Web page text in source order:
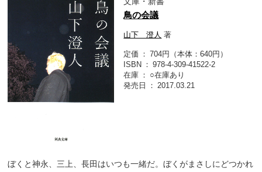
鳥の会議
山下 澄人 著
定価
704円（本体：640円）
ISBN
978-4-309-41522-2
在庫
○在庫あり
発売日
2017.03.21
ぼくと神永、三上、長田はいつも一緒だ。ぼくがまさしにどつかれ